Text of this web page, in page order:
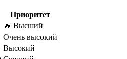
Приоритет
🔥 Высший
Очень высокий
Высокий